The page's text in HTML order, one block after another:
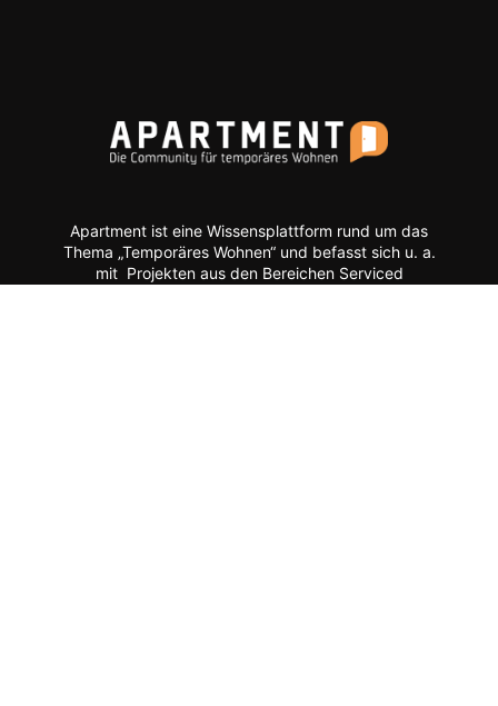
Apartment ist eine Wissensplattform rund um das
Thema „Temporäres Wohnen“ und befasst sich u. a.
mit Projekten aus den Bereichen Serviced